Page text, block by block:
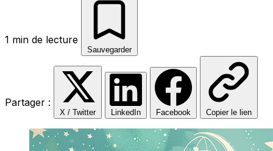
1 min de lecture
Sauvegarder
Partager :
X / Twitter LinkedIn Facebook Copier le lien